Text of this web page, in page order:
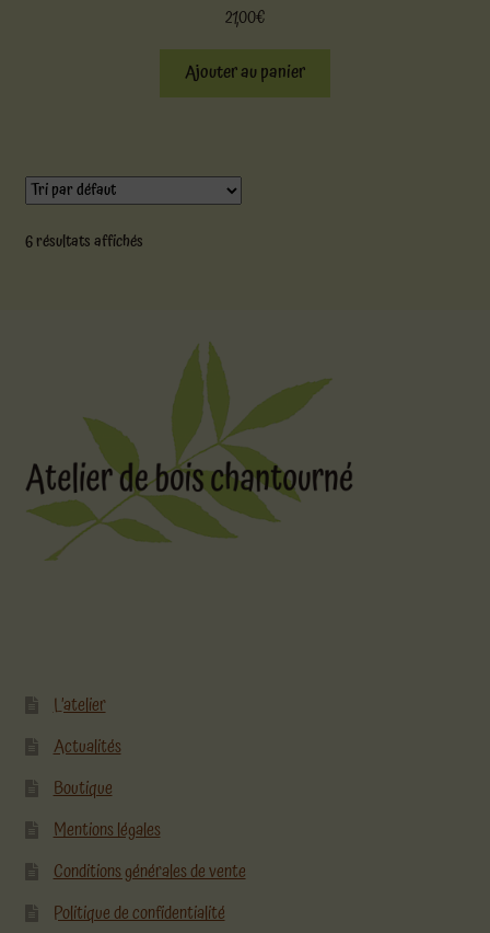
21,00€
Ajouter au panier
6 résultats affichés
L’atelier
Actualités
Boutique
Mentions légales
Conditions générales de vente
Politique de confidentialité